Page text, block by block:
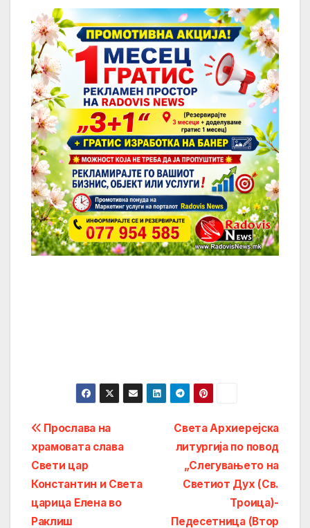
Post
navigation
Света Архиерејска
литургија по повод
„Слегувањето на
Светиот Дух (Св.
Троица)-
Педесетница (Втор
Прослава на
храмовата слава
Свети цар
Константин и Света
царица Елена во
Раклиш